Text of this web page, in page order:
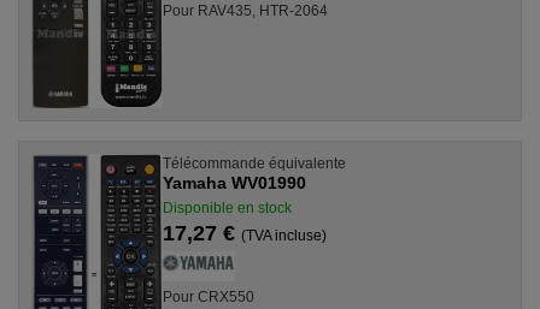
Pour RAV435, HTR-2064
Télécommande équivalente
Yamaha WV01990
Disponible en stock
17,27 € (TVA incluse)
Pour CRX550